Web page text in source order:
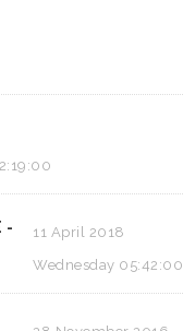
-
11 April 2018
Wednesday 05:42:00